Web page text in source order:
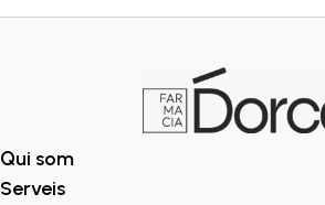
Qui som
Serveis